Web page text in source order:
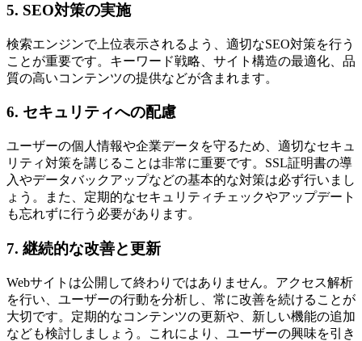
5. SEO対策の実施
検索エンジンで上位表示されるよう、適切なSEO対策を行う
ことが重要です。キーワード戦略、サイト構造の最適化、品
質の高いコンテンツの提供などが含まれます。
6. セキュリティへの配慮
ユーザーの個人情報や企業データを守るため、適切なセキュ
リティ対策を講じることは非常に重要です。SSL証明書の導
入やデータバックアップなどの基本的な対策は必ず行いまし
ょう。また、 定期的なセキュリティチェックやアップデート
も忘れずに行う必要があります。
7. 継続的な改善と更新
Webサイトは公開して終わりではありません。アクセス解析
を行い、ユーザーの行動を分析し、常に改善を続けることが
大切です。定期的なコンテンツの更新や、新しい機能の追加
なども検討しましょう。これにより、ユーザーの興味を引き